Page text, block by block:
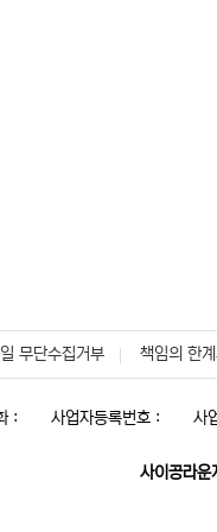
무단수집거부 책임의 한
: 사업자등록번호 : 사
사이공라